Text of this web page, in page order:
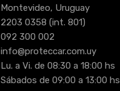
Montevideo, Uruguay
2203 0358 (int. 801)
092 300 002
info@proteccar.com.uy
Lu. a Vi. de 08:30 a 18:00 hs
Sábados de 09:00 a 13:00 hs